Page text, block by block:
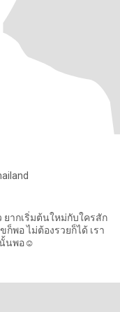
ากเริ่มต้นใหม่กับใครสัก
พอ ไม่ต้องรวยก็ได้ เรา
นั้นพอ☺️